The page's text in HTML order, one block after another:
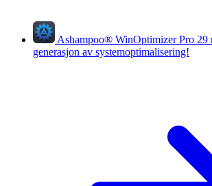
Ashampoo® WinOptimizer Pro 29
generasjon av systemoptimalisering!